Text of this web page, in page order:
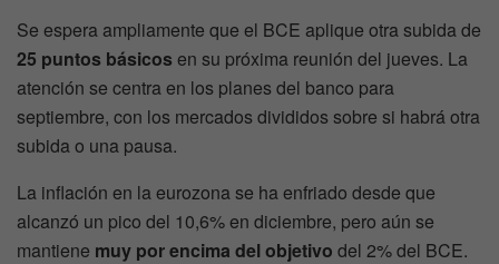
Se espera ampliamente que el BCE aplique otra subida de
25 puntos básicos en su próxima reunión del jueves. La
atención se centra en los planes del banco para
septiembre, con los mercados divididos sobre si habrá otra
subida o una pausa.
La inflación en la eurozona se ha enfriado desde que
alcanzó un pico del 10,6% en diciembre, pero aún se
mantiene muy por encima del objetivo del 2% del BCE.